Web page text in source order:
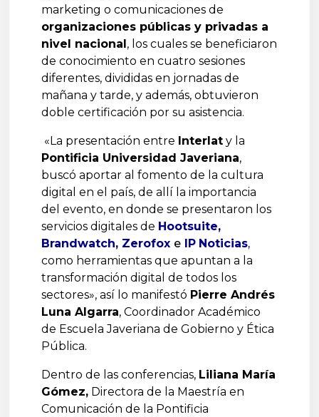
marketing o comunicaciones de
organizaciones públicas y privadas a
nivel nacional, los cuales se beneficiaron
de conocimiento en cuatro sesiones
diferentes, divididas en jornadas de
mañana y tarde, y además, obtuvieron
doble certificación por su asistencia.
«La presentación entre Interlat y la
Pontificia Universidad Javeriana,
buscó aportar al fomento de la cultura
digital en el país, de allí la importancia
del evento, en donde se presentaron los
servicios digitales de Hootsuite,
Brandwatch, Zerofox e IP Noticias,
como herramientas que apuntan a la
transformación digital de todos los
sectores», así lo manifestó Pierre Andrés
Luna Algarra, Coordinador Académico
de Escuela Javeriana de Gobierno y Ética
Pública.
Dentro de las conferencias, Liliana María
Gómez, Directora de la Maestría en
Comunicación de la Pontificia